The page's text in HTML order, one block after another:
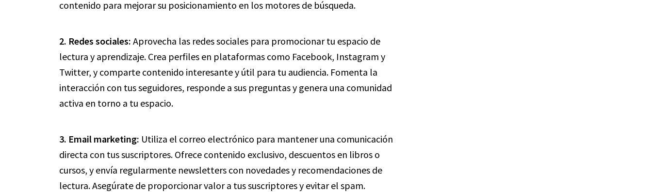
contenido para mejorar su posicionamiento en los motores de búsqueda.
2. Redes sociales: Aprovecha las redes sociales para promocionar tu espacio de
lectura y aprendizaje. Crea perfiles en plataformas como Facebook, Instagram y
Twitter, y comparte contenido interesante y útil para tu audiencia. Fomenta la
interacción con tus seguidores, responde a sus preguntas y genera una comunidad
activa en torno a tu espacio.
3. Email marketing: Utiliza el correo electrónico para mantener una comunicación
directa con tus suscriptores. Ofrece contenido exclusivo, descuentos en libros o
cursos, y envía regularmente newsletters con novedades y recomendaciones de
lectura. Asegúrate de proporcionar valor a tus suscriptores y evitar el spam.